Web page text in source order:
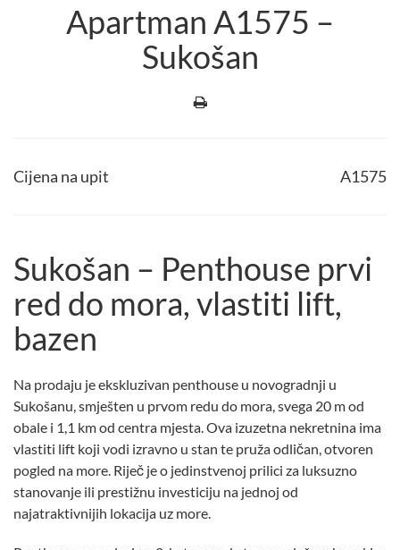
Apartman A1575 –
Sukošan
Cijena na upit A1575
Sukošan – Penthouse prvi
red do mora, vlastiti lift,
bazen
Na prodaju je ekskluzivan penthouse u novogradnji u
Sukošanu, smješten u prvom redu do mora, svega 20 m od
obale i 1,1 km od centra mjesta. Ova izuzetna nekretnina ima
vlastiti lift koji vodi izravno u stan te pruža odličan, otvoren
pogled na more. Riječ je o jedinstvenoj prilici za luksuzno
stanovanje ili prestižnu investiciju na jednoj od
najatraktivnijih lokacija uz more.